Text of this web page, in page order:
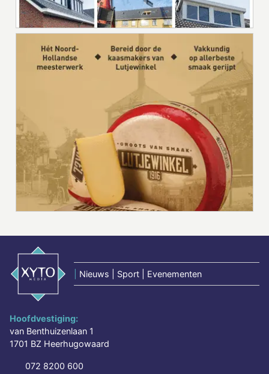
Nieuws | Sport | Evenementen
Hoofdvestiging:
van Benthuizenlaan 1
1701 BZ Heerhugowaard
072 8200 600